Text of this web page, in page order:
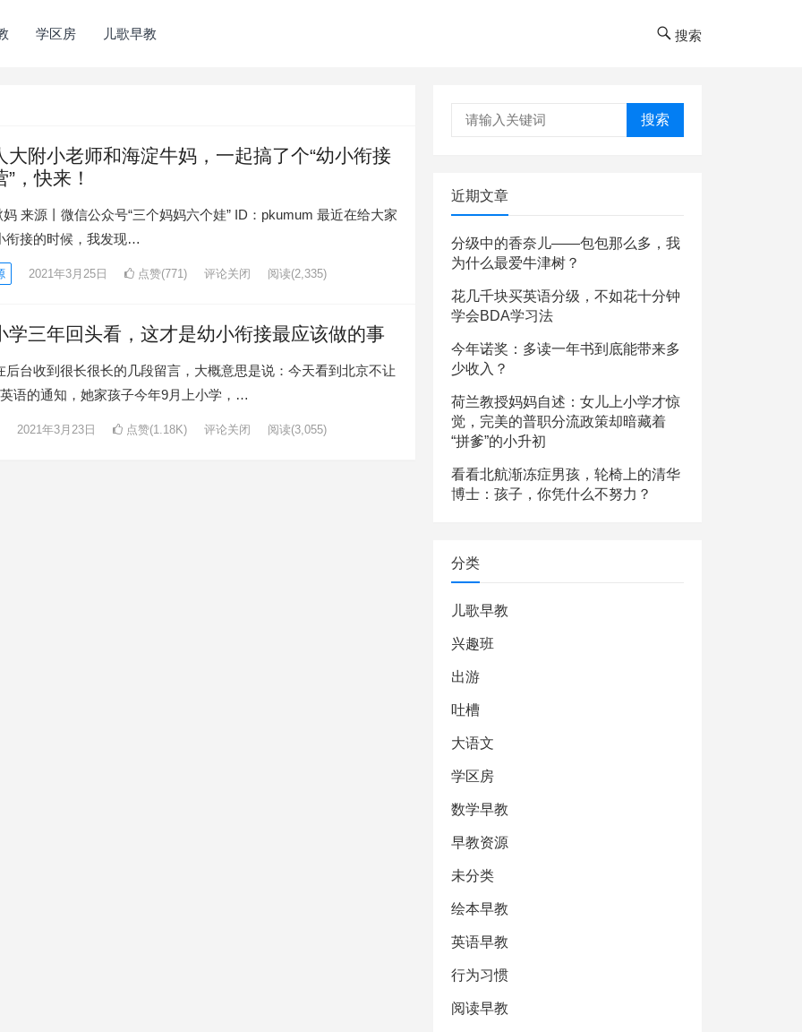
学区房 儿歌早教 搜索
大附小老师和海淀牛妈，一起搞了个“幼小衔接
，快来！
来源丨微信公众号“三个妈妈六个娃” ID：pkumum 最近在给大家
衔接的时候，我发现…
2021年3月25日 点赞(771) 评论关闭 阅读(2,335)
学三年回头看，这才是幼小衔接最应该做的事
后台收到很长很长的几段留言，大概意思是说：今天看到北京不让
语的通知，她家孩子今年9月上小学，…
2021年3月23日 点赞(1.18K) 评论关闭 阅读(3,055)
搜索
近期文章
分级中的香奈儿——包包那么多，我
为什么最爱牛津树？
花几千块买英语分级，不如花十分钟
学会BDA学习法
今年诺奖：多读一年书到底能带来多
少收入？
荷兰教授妈妈自述：女儿上小学才惊
觉，完美的普职分流政策却暗藏着
“拼爹”的小升初
看看北航渐冻症男孩，轮椅上的清华
博士：孩子，你凭什么不努力？
分类
儿歌早教
兴趣班
出游
吐槽
大语文
学区房
数学早教
早教资源
未分类
绘本早教
英语早教
行为习惯
阅读早教